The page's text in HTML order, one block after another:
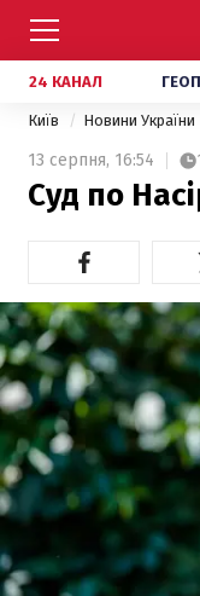
24 КАНАЛ
Київ Новини України
13 серпня, 16:54
Суд по